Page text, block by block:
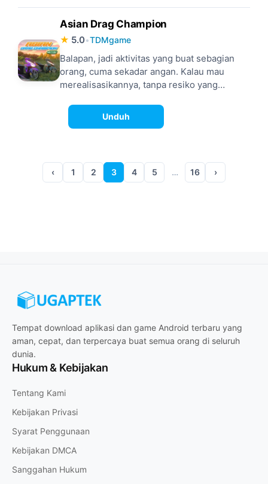
seperti Animash ini.
Asian Drag Champion
★ 5.0•TDMgame
Balapan, jadi aktivitas yang buat sebagian
orang, cuma sekadar angan. Kalau mau
merealisasikannya, tanpa resiko yang
tersedia untuk dapatkan experience
membantai jalanan yang real, secara virtual.
Unduh
‹ 1 2 3 4 5 … 16 ›
Tempat download aplikasi dan game Android terbaru yang
aman, cepat, dan terpercaya buat semua orang di seluruh
dunia.
Hukum & Kebijakan
Tentang Kami
Kebijakan Privasi
Syarat Penggunaan
Kebijakan DMCA
Sanggahan Hukum